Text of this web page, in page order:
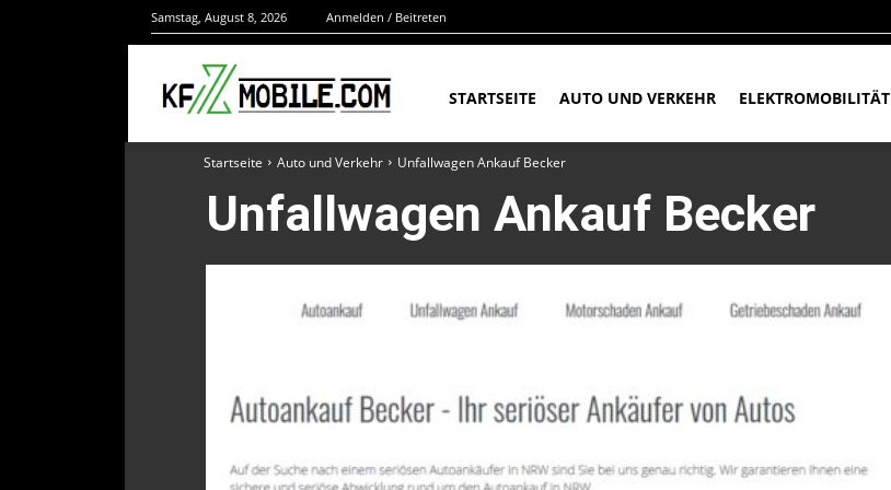
Samstag, August 8, 2026 Anmelden / Beitreten
STARTSEITE AUTO UND VERKEHR ELEKTROMOBILITÄT
Startseite Auto und Verkehr Unfallwagen Ankauf Becker
Unfallwagen Ankauf Becker